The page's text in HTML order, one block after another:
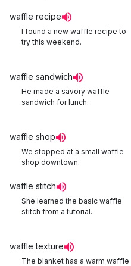
waffle recipe
I found a new waffle recipe to
try this weekend.
waffle sandwich
He made a savory waffle
sandwich for lunch.
waffle shop
We stopped at a small waffle
shop downtown.
waffle stitch
She learned the basic waffle
stitch from a tutorial.
waffle texture
The blanket has a warm waffle